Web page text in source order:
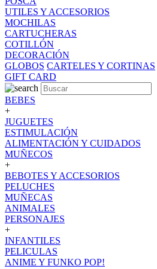
UTILES Y ACCESORIOS
MOCHILAS
CARTUCHERAS
COTILLÓN
DECORACIÓN
GLOBOS CARTELES Y CORTINAS
GIFT CARD
BEBES
+
JUGUETES
ESTIMULACIÓN
ALIMENTACIÓN Y CUIDADOS
MUÑECOS
+
BEBOTES Y ACCESORIOS
PELUCHES
MUÑECAS
ANIMALES
PERSONAJES
+
INFANTILES
PELICULAS
ANIME Y FUNKO POP!